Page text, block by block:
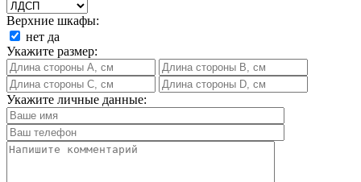
Верхние шкафы:
нет да
Укажите размер:
Укажите личные данные: